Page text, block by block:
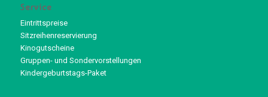
Service
Eintrittspreise
Sitzreihenreservierung
Kinogutscheine
Gruppen- und Sondervorstellungen
Kindergeburtstags-Paket